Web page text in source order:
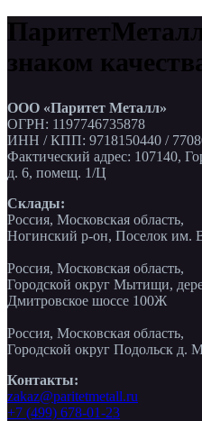
знаком
ООО «Паритет Металл»
ОГРН: 1197746735878
ИНН / КПП: 9718150440 /
Фактический адрес: 107140,
д. 6, помещ. 1/Ц
Склады:
Россия, Московская область,
Ногинский р-он, Поселок им.
Россия, Московская область,
Городской округ Мытищи,
Дмитровское шоссе 100Ж
Россия, Московская область,
Городской округ Подольск д.
Контакты:
zakaz@paritetmetall.ru
+7 (499) 678-01-23